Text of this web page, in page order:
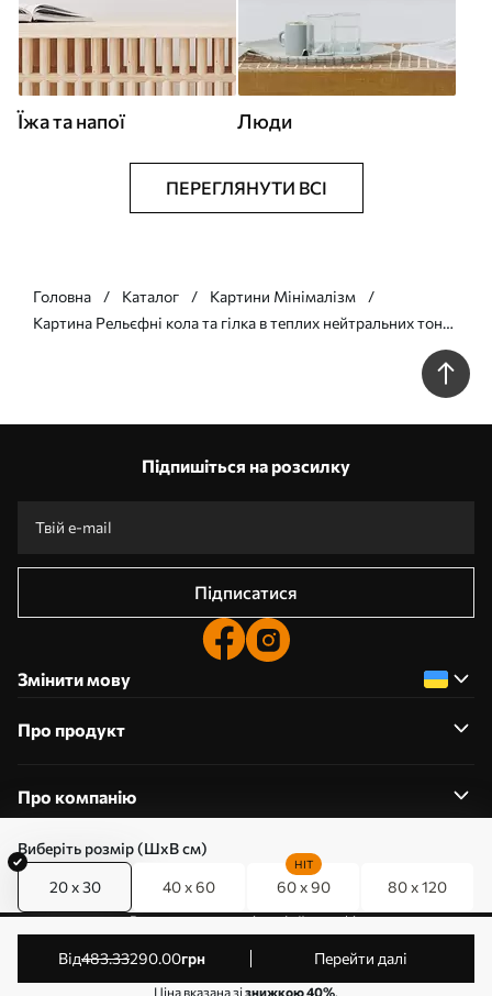
Виберіть розмір (ШхВ см)
20 x 30 40 x 60 60 x 90
HIT
80 x 120
від483.33290.00грн Перейти далі
Ціна вказана зізнижкою 40%.
Їжа та напої Люди
ПЕРЕГЛЯНУТИ ВСІ
Головна Каталог
Картини Мінімалізм
Картина Рельєфні кола та гілка в теплих нейтральних тонах
Підпишіться на розсилку
Підписатися
Змінити мову
Про продукт
Про компанію
0800357223
Редагування дозволів на файли cookie
© 2011-2026 Art-holst. Усі права захищені. Власник:
ТОВ “КЛЄВЄР”. Код ЄДРПОУ: 31780602.